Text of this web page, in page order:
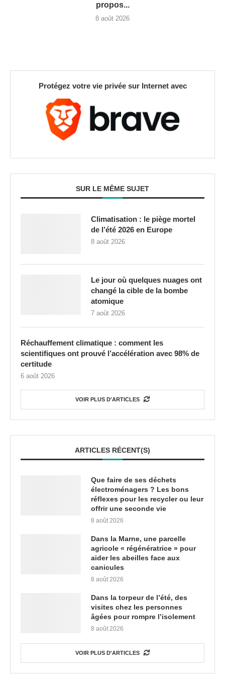
propos...
8 août 2026
Protégez votre vie privée sur Internet avec
SUR LE MÊME SUJET
Climatisation : le piège mortel
de l’été 2026 en Europe
8 août 2026
Le jour où quelques nuages ont
changé la cible de la bombe
atomique
7 août 2026
Réchauffement climatique : comment les
scientifiques ont prouvé l’accélération avec 98% de
certitude
6 août 2026
VOIR PLUS D'ARTICLES
ARTICLES RÉCENT(S)
Que faire de ses déchets
électroménagers ? Les bons
réflexes pour les recycler ou leur
offrir une seconde vie
8 août 2026
Dans la Marne, une parcelle
agricole « régénératrice » pour
aider les abeilles face aux
canicules
8 août 2026
Dans la torpeur de l’été, des
visites chez les personnes
âgées pour rompre l’isolement
8 août 2026
VOIR PLUS D'ARTICLES